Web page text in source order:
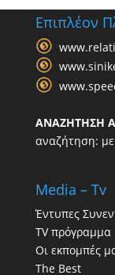
Επιπλέον
ΑΝΑΖΗΤΗΣΗ
αναζήτηση: με
Media – Tv
Έντυπες
TV πρόγραμμα
Οι εκπομπές
The Best